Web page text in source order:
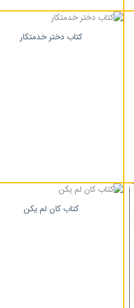
کتاب دختر خدمتکار
کتاب کان لم یکن